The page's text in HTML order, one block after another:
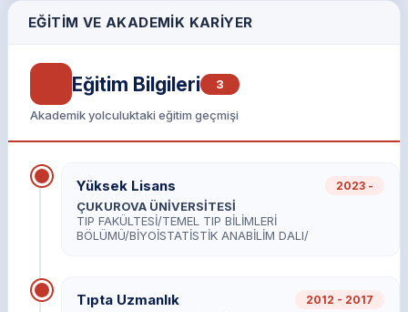
EĞITIM VE AKADEMIK KARIYER
Eğitim Bilgileri 3
Akademik yolculuktaki eğitim geçmişi
Yüksek Lisans 2023 -
ÇUKUROVA ÜNİVERSİTESİ
TIP FAKÜLTESİ/TEMEL TIP BİLİMLERİ
BÖLÜMÜ/BİYOİSTATİSTİK ANABİLİM DALI/
Tıpta Uzmanlık 2012 - 2017